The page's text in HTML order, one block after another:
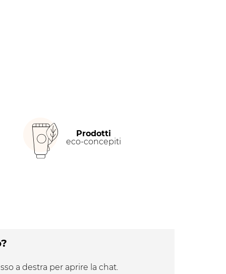
Prodotti
eco-concepiti
a destra per aprire la chat.